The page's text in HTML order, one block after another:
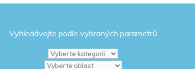
Vyhledávejte podle vybraných parametrů